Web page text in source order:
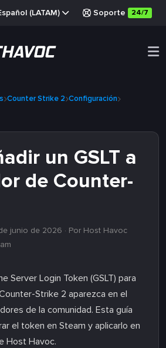
(LATAM) Soporte 24/7
Counter Strike 2 Configuración
un GSLT a
de Counter-
junio de 2026 · Por Host Havoc
Server Login Token (GSLT) para
Strike 2 aparezca en el
de la comunidad. Esta guía
el token en Steam y aplicarlo en
Host Havoc.